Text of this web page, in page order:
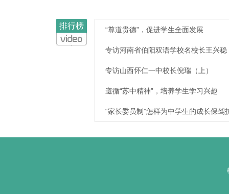
排行榜 “尊道贵德”，促进学生全面发展
专访河南省伯阳双语学校名校长王兴稳
专访山西怀仁一中校长倪瑞（上）
遵循“苏中精神”，培养学生学习兴趣
“家长委员制”怎样为中学生的成长保驾